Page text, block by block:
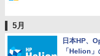
5月
日本HP、
「Helion